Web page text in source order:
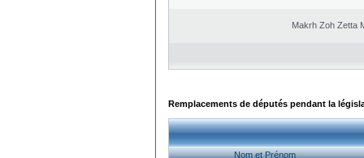
Makrh Zoh Zetta
Remplacements de députés pendant la
Nom et Prénom